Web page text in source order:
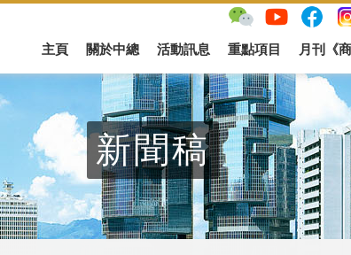
主頁 關於中總 活動訊息 重點項目 月刊《
新聞稿